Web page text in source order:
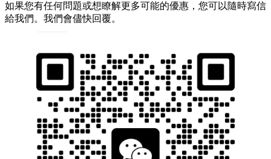
如果您有任何問題或想瞭解更多可能的優惠，您可以隨時寫信
給我們。我們會儘快回覆。